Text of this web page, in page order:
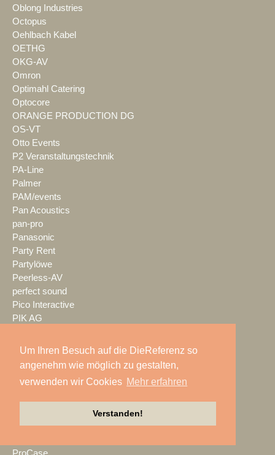
Um Ihren Besuch auf die DieReferenz so
angenehm wie möglich zu gestalten,
verwenden wir Cookies Mehr erfahren
Verstanden!
Oblong Industries
Octopus
Oehlbach Kabel
OETHG
OKG-AV
Omron
Optimahl Catering
Optocore
ORANGE PRODUCTION DG
OS-VT
Otto Events
P2 Veranstaltungstechnik
PA-Line
Palmer
PAM/events
Pan Acoustics
pan-pro
Panasonic
Party Rent
Partylöwe
Peerless-AV
perfect sound
Pico Interactive
PIK AG
PlexusAV
POOLgroup
PowerLightsAugsburg
Pro Audio-Technik